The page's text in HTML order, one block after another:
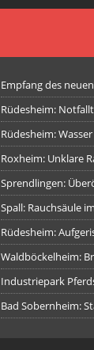
Empfang des
Rüdesheim:
Rüdesheim:
Roxheim: Unklare
Sprendlingen:
Spall: Rauchsäule
Rüdesheim:
Waldböckelheim:
Industriepark
Bad Sobernheim: